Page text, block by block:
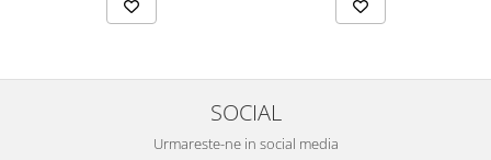
SOCIAL
Urmareste-ne in social media